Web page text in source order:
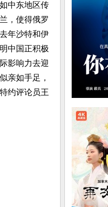
中东地区传
，使得俄罗
年沙特和伊
中国正积极
影响力去迎
亲如手足，
约评论员王